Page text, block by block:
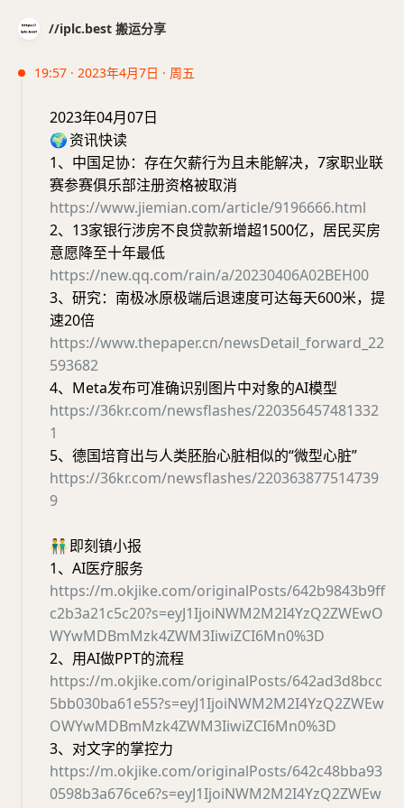
//iplc.best 搬运分享
19:57 · 2023年4月7日 · 周五
2023年04月07日
🌍资讯快读
1、中国足协：存在欠薪行为且未能解决，7家职业联
赛参赛俱乐部注册资格被取消
https://www.jiemian.com/article/9196666.html
2、13家银行涉房不良贷款新增超1500亿，居民买房
意愿降至十年最低
https://new.qq.com/rain/a/20230406A02BEH00
3、研究：南极冰原极端后退速度可达每天600米，提
速20倍
https://www.thepaper.cn/newsDetail_forward_22
593682
4、Meta发布可准确识别图片中对象的AI模型
https://36kr.com/newsflashes/220356457481332
1
5、德国培育出与人类胚胎心脏相似的“微型心脏”
https://36kr.com/newsflashes/220363877514739
9
👬即刻镇小报
1、AI医疗服务
https://m.okjike.com/originalPosts/642b9843b9ff
c2b3a21c5c20?s=eyJ1IjoiNWM2M2I4YzQ2ZWEwO
WYwMDBmMzk4ZWM3IiwiZCI6Mn0%3D
2、用AI做PPT的流程
https://m.okjike.com/originalPosts/642ad3d8bcc
5bb030ba61e55?s=eyJ1IjoiNWM2M2I4YzQ2ZWEw
OWYwMDBmMzk4ZWM3IiwiZCI6Mn0%3D
3、对文字的掌控力
https://m.okjike.com/originalPosts/642c48bba93
0598b3a676ce6?s=eyJ1IjoiNWM2M2I4YzQ2ZWEw